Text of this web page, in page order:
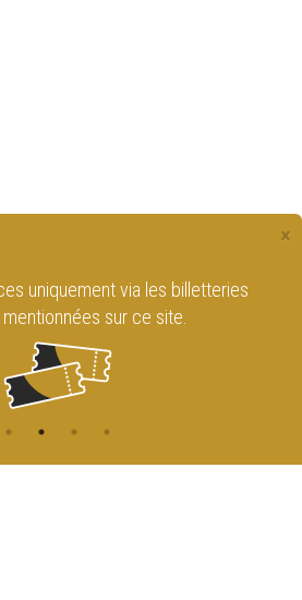
×
uniquement via les billetteries
sur ce site.